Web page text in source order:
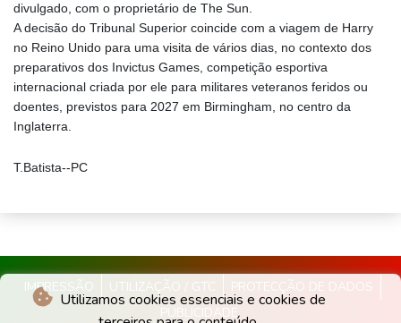
Utilizamos cookies essenciais e cookies de
divulgado, com o proprietário de The Sun.
A decisão do Tribunal Superior coincide com a viagem de Harry
no Reino Unido para uma visita de vários dias, no contexto dos
preparativos dos Invictus Games, competição esportiva
internacional criada por ele para militares veteranos feridos ou
doentes, previstos para 2027 em Birmingham, no centro da
Inglaterra.
T.Batista--PC
IMPRESSÃO UTILIZAÇÃO / GTC
PROTECÇÃO DE DADOS
PUBLICIDADE